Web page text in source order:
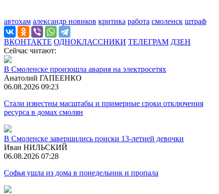
автохам александр новиков критика работа смоленск штраф
ВКОНТАКТЕ ОДНОКЛАССНИКИ ТЕЛЕГРАМ ДЗЕН
Сейчас читают:
В Смоленске произошла авария на электросетях
Анатолий ГАПЕЕНКО
06.08.2026 09:23
Стали известны масштабы и примерные сроки отключения
ресурса в домах смолян
В Смоленске завершились поиски 13-летней девочки
Иван НИЛЬСКИЙ
06.08.2026 07:28
Софья ушла из дома в понедельник и пропала